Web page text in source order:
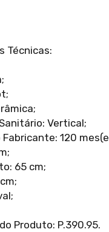
Técnicas:
Vertical;
120
65 cm;
Produto: P.390.95.